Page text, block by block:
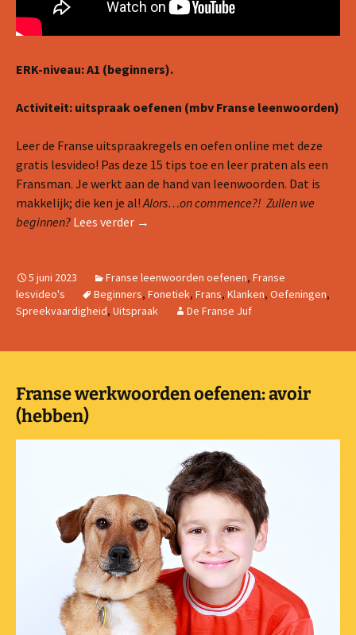
ERK-niveau: A1 (beginners).
Activiteit: uitspraak oefenen (mbv Franse leenwoorden)
Leer de Franse uitspraakregels en oefen online met deze
gratis lesvideo! Pas deze 15 tips toe en leer praten als een
Fransman. Je werkt aan de hand van leenwoorden. Dat is
makkelijk; die ken je al!Alors…on commence?! Zullen we
beginnen? Lees verder Lesvideo #1: Franse uitspraak oefenen
→
5 juni 2023 Franse leenwoorden oefenen, Franse
lesvideo's
Beginners, Fonetiek, Frans, Klanken, Oefeningen,
Spreekvaardigheid, Uitspraak De Franse Juf
Franse werkwoorden oefenen: avoir
(hebben)